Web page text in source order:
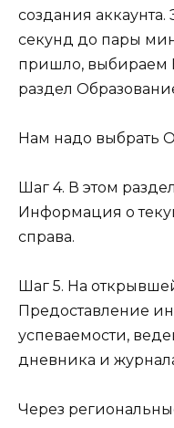
создания аккаунта.
секунд до пары
пришло, выбираем
раздел
Нам надо выбрать
Шаг 4. В этом
Информация о
справа.
Шаг 5. На
Предоставление
успеваемости,
дневника и
Через